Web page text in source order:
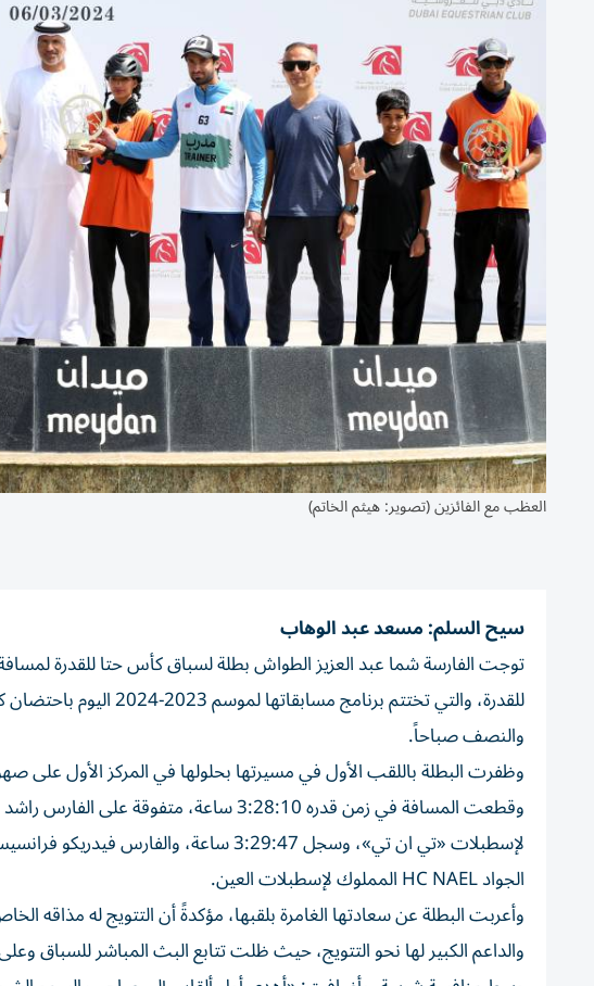
العظب مع الفائزين (تصوير: هيثم الخاتم)
سيح السلم: مسعد عبد الوهاب
والنصف صباحاً.
وظفرت البطلة باللقب الأول في مسيرتها بحلولها في المركز الأول على
وقطعت المسافة في زمن قدره 3:28:10 ساعة،
الجواد HC NAEL المملوك لإسطبلات العين.
وأعربت البطلة عن سعادتها الغامرة بلقبها، مؤكدةً أن التتويج له مذاقه
والداعم الكبير لها نحو التتويج، حيث ظلت تتابع البث المباشر للسباق